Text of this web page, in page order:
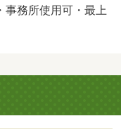
場：有/鍵交換費
事務所使用可・最上